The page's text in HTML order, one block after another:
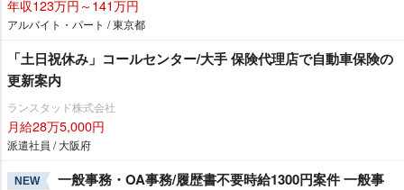
年収123万円～141万円
アルバイト・パート / 東京都
「土日祝休み」コールセンター/大手 保険代理店で自動車保険の
更新案内
ランスタッド株式会社
月給28万5,000円
派遣社員 / 大阪府
NEW
一般事務・OA事務/履歴書不要時給1300円案件 一般事